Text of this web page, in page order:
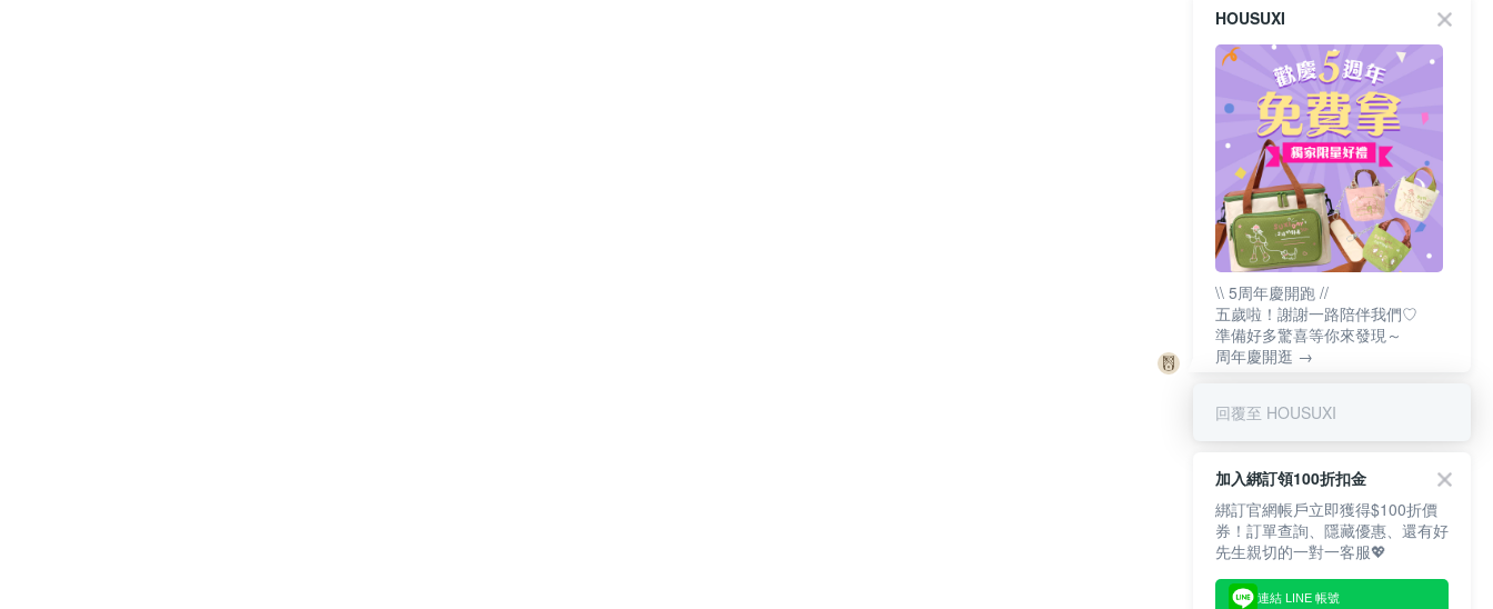
HOUSUXI
\\ 5周年慶開跑 //
五歲啦！謝謝一路陪伴我們♡
準備好多驚喜等你來發現～
周年慶開逛 →
回覆至 HOUSUXI
加入綁訂領100折扣金
綁訂官網帳戶立即獲得$100折價
券！訂單查詢、隱藏優惠、還有好
先生親切的一對一客服💖
連結 LINE 帳號